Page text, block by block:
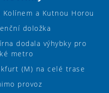
a Kutnou Horou
doložka
dodala výhybky pro
metro
(M) na celé trase
provoz